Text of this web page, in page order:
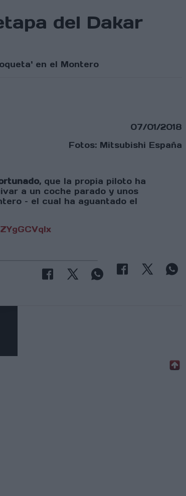
del Dakar
en el Montero
07/01/2018
Fotos: Mitsubishi España
, que la propia piloto ha
a un coche parado y unos
– el cual ha aguantado el